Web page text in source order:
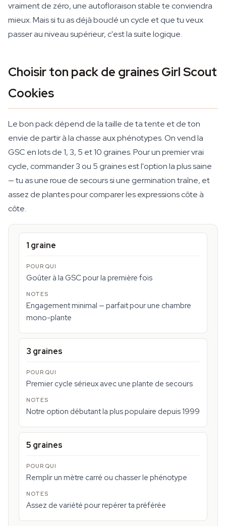
vraiment de zéro, une autofloraison stable te conviendra
mieux. Mais si tu as déjà bouclé un cycle et que tu veux
passer au niveau supérieur, c'est la suite logique.
Choisir ton pack de graines Girl Scout
Cookies
Le bon pack dépend de la taille de ta tente et de ton
envie de partir à la chasse aux phénotypes. On vend la
GSC en lots de 1, 3, 5 et 10 graines. Pour un premier vrai
cycle, commander 3 ou 5 graines est l'option la plus saine
— tu as une roue de secours si une germination traîne, et
assez de plantes pour comparer les expressions côte à
côte.
1 graine
Goûter à la GSC pour la première fois
Engagement minimal — parfait pour une chambre
mono-plante
3 graines
Premier cycle sérieux avec une plante de secours
Notre option débutant la plus populaire depuis 1999
5 graines
Remplir un mètre carré ou chasser le phénotype
Assez de variété pour repérer ta préférée